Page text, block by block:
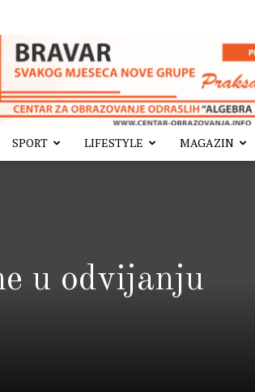
SPORT LIFESTYLE MAGAZIN
u odvijanju